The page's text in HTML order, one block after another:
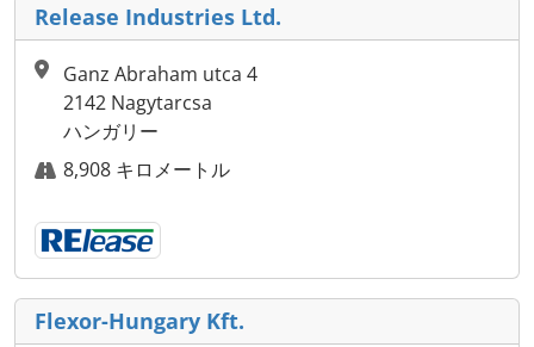
Release Industries Ltd.
Ganz Abraham utca 4
2142 Nagytarcsa
ハンガリー
8,908 キロメートル
Flexor-Hungary Kft.